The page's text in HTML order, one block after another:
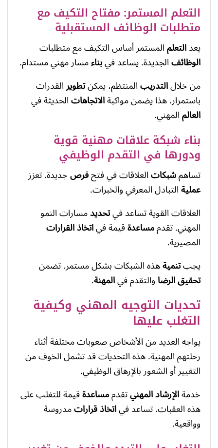
التعلم المستمر: مفتاح التكيف مع
متطلبات الوظائف المستقبلية
يعدالتعلمالمستمر أساس التكيف مع متطلبات
الوظائفالجديدة. يساعد فيبناءمسار مهني مستدام.
من خلالالتدريبالمنتظم، يمكنتطويرالقدرات
باستمرار. هذا يضمن مواكبةالاتجاهاتالحديثة في
العالمالمهني.
بناء شبكة علاقات مهنية قوية
ودورها في التقدم الوظيفي
تساهمشبكاتالعلاقات في فتحفرصجديدة. تعزز
عمليةالتبادل المعرفي والخبرات.
العلاقات القوية تساعد فيتحديدمسارات النمو
المهني. تقدممساعدةقيمة فياتخاذ القرارات
المصيرية.
يجبتنميةهذه الشبكات بشكل مستمر. تضمن
تحقيقالرضاوالتقدم فيالمهنة.
تحديات التوجيه المهني وكيفية
التغلب عليها
يواجه العديد من الأشخاص صعوبات مختلفة أثناء
رحلتهم المهنية. هذه التحديات قد تشمل الخوف من
التغيير أو الشعور بالإرهاق الوظيفي.
خدمةالإرشاد المهنيتقدممساعدةقيمة للتغلب على
هذه العقبات. تساعد فياتخاذ قراراتمدروسة
وواقعية.